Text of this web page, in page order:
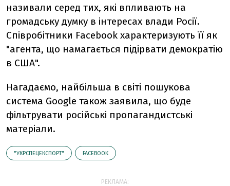
називали серед тих, які впливають на
громадську думку в інтересах влади Росії.
Співробітники Facebook характеризують її як
"агента, що намагається підірвати демократію
в США".
Нагадаємо, найбільша в світі пошукова
система Google також заявила, що буде
фільтрувати російські пропагандистські
матеріали.
"УКРСПЕЦЕКСПОРТ" FACEBOOK
РЕКЛАМА: